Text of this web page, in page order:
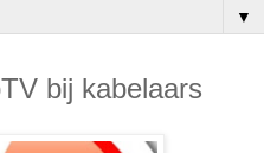
▼
bij kabelaars